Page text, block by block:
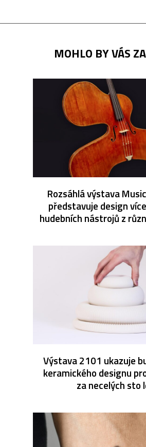
MOHLO BY VÁS
Rozsáhlá výstava
představuje design
hudebních nástrojů z
Výstava 2101 ukazuje
keramického designu
za necelých sto